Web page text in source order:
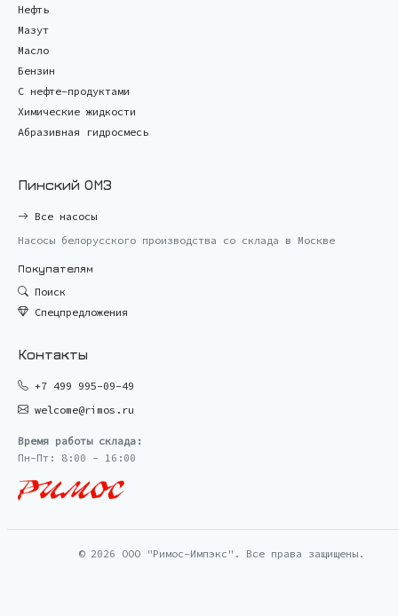
Нефть
Мазут
Масло
Бензин
С нефте-продуктами
Химические жидкости
Абразивная гидросмесь
Пинский ОМЗ
Все насосы
Насосы белорусского производства со склада в Москве
Покупателям
Поиск
Спецпредложения
Контакты
+7 499 995-09-49
welcome@rimos.ru
Время работы склада:
Пн-Пт: 8:00 - 16:00
© 2026 ООО "Римос-Импэкс". Все права защищены.